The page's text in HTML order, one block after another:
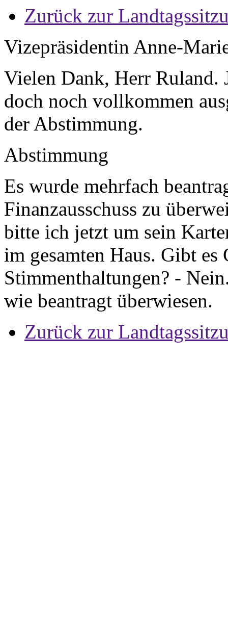
Zurück zur
Vizepräsidentin Anne-
Vielen Dank, Herr Ruland.
doch noch vollkommen
der Abstimmung.
Abstimmung
Es wurde mehrfach
Finanzausschuss zu
bitte ich jetzt um sein
im gesamten Haus. Gibt es
Stimmenthaltungen? -
wie beantragt überwiesen.
Zurück zur